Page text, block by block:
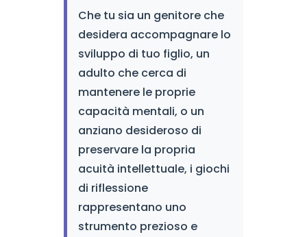
Che tu sia un genitore che
desidera accompagnare lo
sviluppo di tuo figlio, un
adulto che cerca di
mantenere le proprie
capacità mentali, o un
anziano desideroso di
preservare la propria
acuità intellettuale, i giochi
di riflessione
rappresentano uno
strumento prezioso e